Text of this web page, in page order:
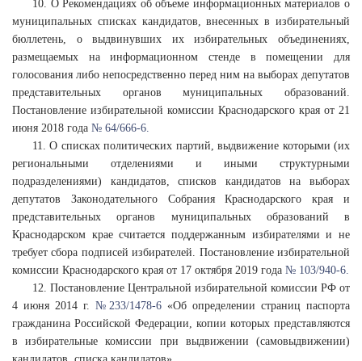
10. О Рекомендациях об объеме информационных материалов о
муниципальных списках кандидатов, внесенных в избирательный
бюллетень, о выдвинувших их избирательных объединениях,
размещаемых на информационном стенде в помещении для
голосования либо непосредственно перед ним на выборах депутатов
представительных органов муниципальных образований.
Постановление избирательной комиссии Краснодарского края от 21
июня 2018 года № 64/666-6.
11. О списках политических партий, выдвижение которыми (их
региональными отделениями и иными структурными
подразделениями) кандидатов, списков кандидатов на выборах
депутатов Законодательного Собрания Краснодарского края и
представительных органов муниципальных образований в
Краснодарском крае считается поддержанным избирателями и не
требует сбора подписей избирателей. Постановление избирательной
комиссии Краснодарского края от 17 октября 2019 года № 103/940-6.
12. Постановление Центральной избирательной комиссии РФ от
4 июня 2014 г. № 233/1478-6 «Об определении страниц паспорта
гражданина Российской Федерации, копии которых представляются
в избирательные комиссии при выдвижении (самовыдвижении)